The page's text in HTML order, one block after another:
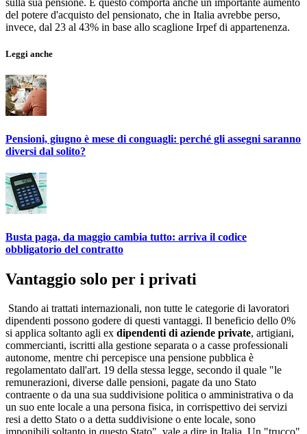
del potere d'acquisto del pensionato, che in Italia avrebbe perso,
invece, dal 23 al 43% in base allo scaglione Irpef di appartenenza.
Leggi anche
Pensioni, giugno è mese di conguagli: perché gli assegni saranno
diversi dal solito?
Busta paga, da maggio cambia tutto: arriva il codice
obbligatorio del contratto
Vantaggio solo per i privati
Stando ai trattati internazionali, non tutte le categorie di lavoratori
dipendenti possono godere di questi vantaggi. Il beneficio dello 0%
si applica soltanto agli ex dipendenti di aziende private, artigiani,
commercianti, iscritti alla gestione separata o a casse professionali
autonome, mentre chi percepisce una pensione pubblica è
regolamentato dall'art. 19 della stessa legge, secondo il quale "le
remunerazioni, diverse dalle pensioni, pagate da uno Stato
contraente o da una sua suddivisione politica o amministrativa o da
un suo ente locale a una persona fisica, in corrispettivo dei servizi
resi a detto Stato o a detta suddivisione o ente locale, sono